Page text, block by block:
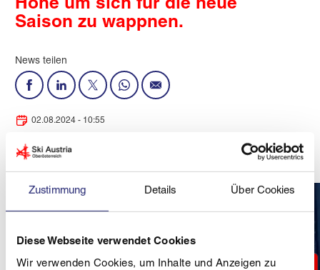
Zustimmung Details Über Cookies
Diese Webseite verwendet Cookies
Wir verwenden Cookies, um Inhalte und Anzeigen zu
Höhe um sich für die neue
Saison zu wappnen.
News teilen
02.08.2024 - 10:55
Lesedauer: 1 Minute